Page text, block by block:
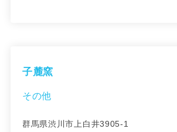
子麓窯
その他
群馬県渋川市上白井3905-1